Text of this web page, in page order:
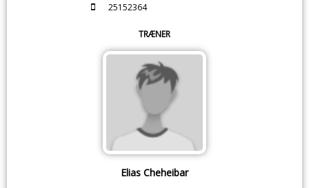
25152364
TRÆNER
Elias Cheheibar